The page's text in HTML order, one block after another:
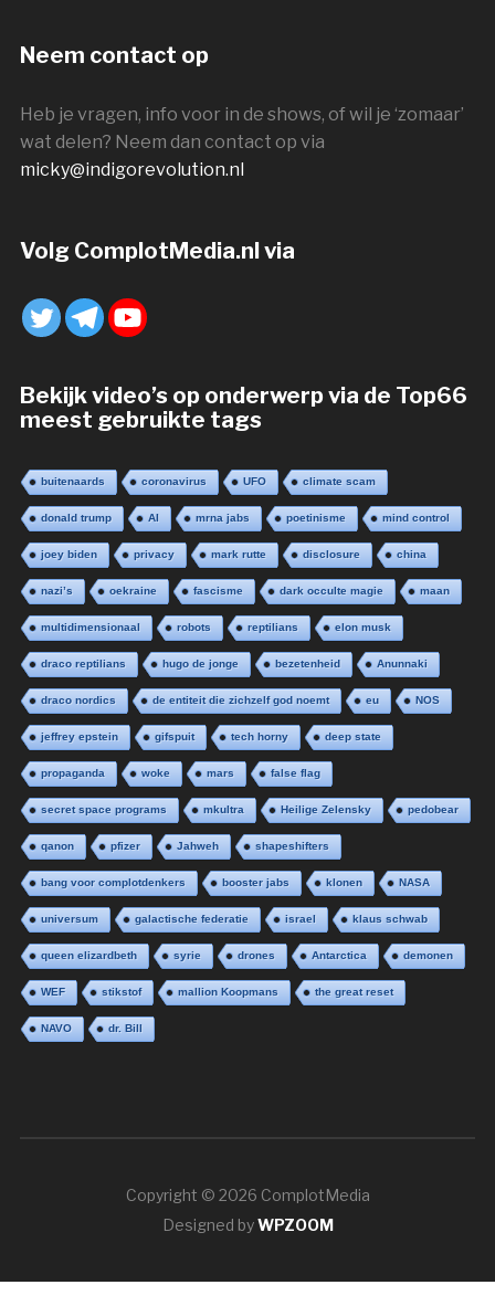
Neem contact op
Heb je vragen, info voor in de shows, of wil je ‘zomaar’
wat delen? Neem dan contact op via
micky@indigorevolution.nl
Volg ComplotMedia.nl via
Bekijk video’s op onderwerp via de Top66
meest gebruikte tags
buitenaards coronavirus UFO climate scam
donald trump AI mrna jabs poetinisme mind control
joey biden privacy mark rutte disclosure china
nazi’s oekraine fascisme dark occulte magie maan
multidimensionaal robots reptilians elon musk
draco reptilians hugo de jonge bezetenheid Anunnaki
draco nordics de entiteit die zichzelf god noemt eu NOS
jeffrey epstein gifspuit tech horny deep state
propaganda woke mars false flag
secret space programs mkultra Heilige Zelensky pedobear
qanon pfizer Jahweh shapeshifters
bang voor complotdenkers booster jabs klonen NASA
universum galactische federatie israel klaus schwab
queen elizardbeth syrie drones Antarctica demonen
WEF stikstof mallion Koopmans the great reset
NAVO dr. Bill
Copyright © 2026 ComplotMedia
Designed byWPZOOM